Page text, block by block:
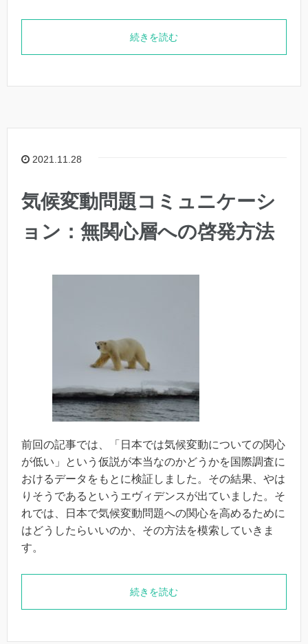
続きを読む
2021.11.28
気候変動問題コミュニケーシ
ョン：無関心層への啓発方法
前回の記事では、「日本では気候変動についての関心
が低い」という仮説が本当なのかどうかを国際調査に
おけるデータをもとに検証しました。その結果、やは
りそうであるというエヴィデンスが出ていました。そ
れでは、日本で気候変動問題への関心を高めるために
はどうしたらいいのか、その方法を模索していきま
す。
続きを読む